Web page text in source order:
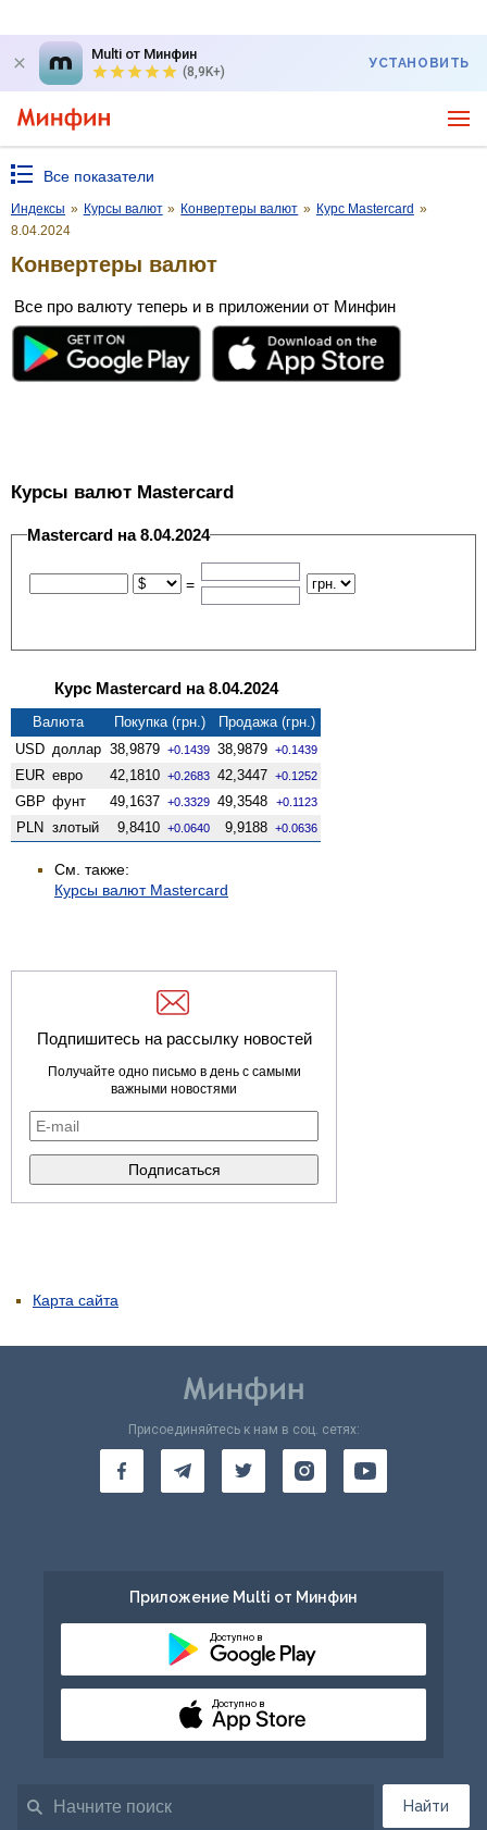
Multi от Минфин
(8,9K+)
УСТАНОВИТЬ
Все показатели
Индексы » Курсы валют » Конвертеры валют » Курс Mastercard »
8.04.2024
Конвертеры валют
Все про валюту теперь и в приложении от Минфин
Курсы валют Mastercard
Mastercard на 8.04.2024
=
Курс Mastercard на 8.04.2024
Валюта Покупка (грн.)
Продажа (грн.)
USD доллар 38,9879 +0.1439 38,9879 +0.1439
EUR евро 42,1810 +0.2683 42,3447 +0.1252
GBP фунт 49,1637 +0.3329 49,3548 +0.1123
PLN злотый 9,8410 +0.0640 9,9188 +0.0636
См. также:
Курсы валют Mastercard
Подпишитесь на рассылку новостей
Получайте одно письмо в день с самыми
важными новостями
Карта сайта
Найти
Присоединяйтесь к нам в соц. сетях:
Приложение Multi от Минфин
Доступно в
Доступно в